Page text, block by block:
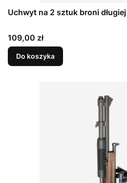
Uchwyt na 2 sztuk broni
Cena
109,00 zł
Do koszyka